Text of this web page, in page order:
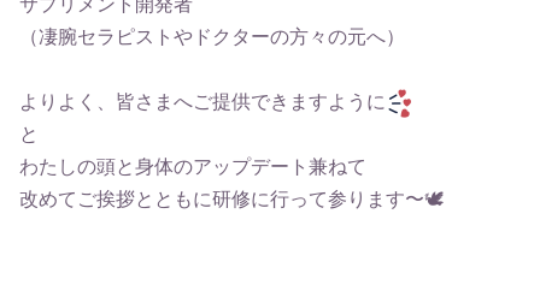
サプリメント開発者
（凄腕セラピストやドクターの方々の元へ）
よりよく、皆さまへご提供できますように
と
わたしの頭と身体のアップデート兼ねて
改めてご挨拶とともに研修に行って参ります〜🕊️